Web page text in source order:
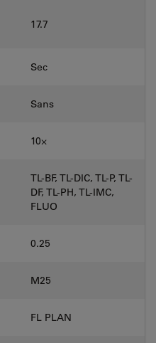
17.7
Sec
Sans
10⨉
TL-BF, TL-DIC, TL-P, TL-
DF, TL-PH, TL-IMC,
FLUO
0.25
M25
FL PLAN